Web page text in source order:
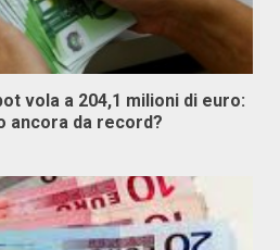
vola a 204,1 milioni di euro:
ancora da record?